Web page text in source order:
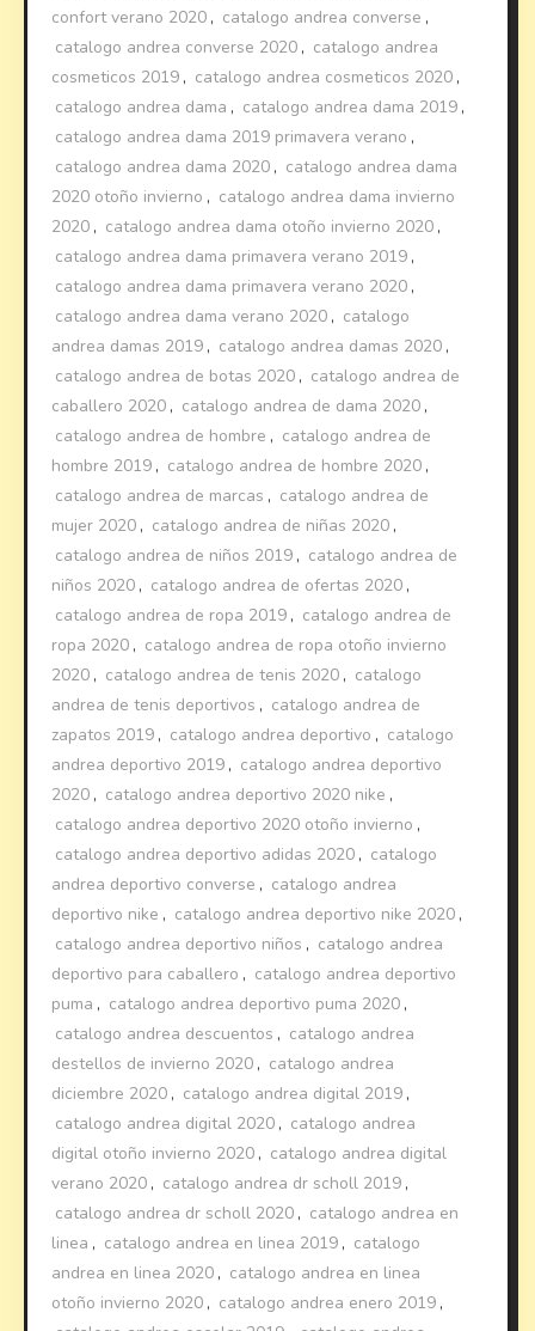
confort verano 2020 , catalogo andrea converse ,
catalogo andrea converse 2020 , catalogo andrea
cosmeticos 2019 , catalogo andrea cosmeticos 2020 ,
catalogo andrea dama , catalogo andrea dama 2019 ,
catalogo andrea dama 2019 primavera verano ,
catalogo andrea dama 2020 , catalogo andrea dama
2020 otoño invierno , catalogo andrea dama invierno
2020 , catalogo andrea dama otoño invierno 2020 ,
catalogo andrea dama primavera verano 2019 ,
catalogo andrea dama primavera verano 2020 ,
catalogo andrea dama verano 2020 , catalogo
andrea damas 2019 , catalogo andrea damas 2020 ,
catalogo andrea de botas 2020 , catalogo andrea de
caballero 2020 , catalogo andrea de dama 2020 ,
catalogo andrea de hombre , catalogo andrea de
hombre 2019 , catalogo andrea de hombre 2020 ,
catalogo andrea de marcas , catalogo andrea de
mujer 2020 , catalogo andrea de niñas 2020 ,
catalogo andrea de niños 2019 , catalogo andrea de
niños 2020 , catalogo andrea de ofertas 2020 ,
catalogo andrea de ropa 2019 , catalogo andrea de
ropa 2020 , catalogo andrea de ropa otoño invierno
2020 , catalogo andrea de tenis 2020 , catalogo
andrea de tenis deportivos , catalogo andrea de
zapatos 2019 , catalogo andrea deportivo , catalogo
andrea deportivo 2019 , catalogo andrea deportivo
2020 , catalogo andrea deportivo 2020 nike ,
catalogo andrea deportivo 2020 otoño invierno ,
catalogo andrea deportivo adidas 2020 , catalogo
andrea deportivo converse , catalogo andrea
deportivo nike , catalogo andrea deportivo nike 2020 ,
catalogo andrea deportivo niños , catalogo andrea
deportivo para caballero , catalogo andrea deportivo
puma , catalogo andrea deportivo puma 2020 ,
catalogo andrea descuentos , catalogo andrea
destellos de invierno 2020 , catalogo andrea
diciembre 2020 , catalogo andrea digital 2019 ,
catalogo andrea digital 2020 , catalogo andrea
digital otoño invierno 2020 , catalogo andrea digital
verano 2020 , catalogo andrea dr scholl 2019 ,
catalogo andrea dr scholl 2020 , catalogo andrea en
linea , catalogo andrea en linea 2019 , catalogo
andrea en linea 2020 , catalogo andrea en linea
otoño invierno 2020 , catalogo andrea enero 2019 ,